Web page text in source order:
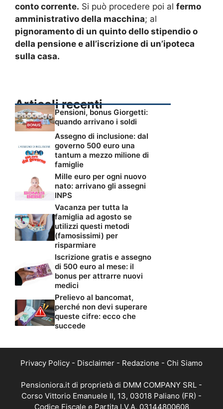
conto corrente. Si può procedere poi al fermo
amministrativo della macchina; al
pignoramento di un quinto dello stipendio o
della pensione e all’iscrizione di un’ipoteca
sulla casa.
Articoli recenti
Pensioni, bonus Giorgetti:
quando arrivano i soldi
Assegno di inclusione: dal
governo 500 euro una
tantum a mezzo milione di
famiglie
Mille euro per ogni nuovo
nato: arrivano gli assegni
INPS
Vacanza per tutta la
famiglia ad agosto se
utilizzi questi metodi
(famosissimi) per
risparmiare
Iscrizione gratis e assegno
di 500 euro al mese: il
bonus per attrarre nuovi
medici
Prelievo al bancomat,
perché non devi superare
queste cifre: ecco che
succede
Privacy Policy - Disclaimer - Redazione - Chi Siamo
Pensioniora.it di proprietà di DMM COMPANY SRL -
Corso Vittorio Emanuele II, 13, 03018 Paliano (FR) -
Codice Fiscale e Partita I.V.A. 03144800608